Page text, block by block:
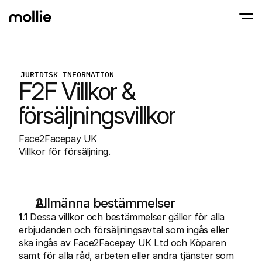
JURIDISK INFORMATION
F2F Villkor &
försäljningsvillkor
Face2Facepay UK
Villkor för försäljning.
Allmänna bestämmelser
1.1 Dessa villkor och bestämmelser gäller för alla
erbjudanden och försäljningsavtal som ingås eller
ska ingås av Face2Facepay UK Ltd och Köparen
samt för alla råd, arbeten eller andra tjänster som
Tap to Pay on iPhone
Accept contactless payments right on
Learn more
conversion
Partners
For Agencies
Learn about our Agency Partner Program